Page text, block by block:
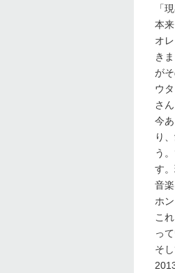
「
本
オ
き
が
ウ
さ
今
り
う
す
音
ホ
こ
っ
そ